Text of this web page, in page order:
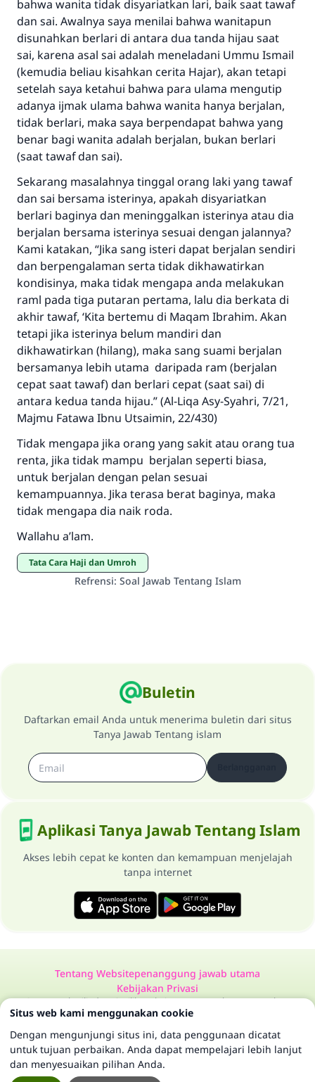
bahwa wanita tidak disyariatkan lari, baik saat tawaf
dan sai. Awalnya saya menilai bahwa wanitapun
disunahkan berlari di antara dua tanda hijau saat
sai, karena asal sai adalah meneladani Ummu Ismail
(kemudia beliau kisahkan cerita Hajar), akan tetapi
setelah saya ketahui bahwa para ulama mengutip
adanya ijmak ulama bahwa wanita hanya berjalan,
tidak berlari, maka saya berpendapat bahwa yang
benar bagi wanita adalah berjalan, bukan berlari
(saat tawaf dan sai).
Sekarang masalahnya tinggal orang laki yang tawaf
dan sai bersama isterinya, apakah disyariatkan
berlari baginya dan meninggalkan isterinya atau dia
berjalan bersama isterinya sesuai dengan jalannya?
Kami katakan, “Jika sang isteri dapat berjalan sendiri
dan berpengalaman serta tidak dikhawatirkan
kondisinya, maka tidak mengapa anda melakukan
raml pada tiga putaran pertama, lalu dia berkata di
akhir tawaf, ‘Kita bertemu di Maqam Ibrahim. Akan
tetapi jika isterinya belum mandiri dan
dikhawatirkan (hilang), maka sang suami berjalan
bersamanya lebih utama daripada ram (berjalan
cepat saat tawaf) dan berlari cepat (saat sai) di
antara kedua tanda hijau.” (Al-Liqa Asy-Syahri, 7/21,
Majmu Fatawa Ibnu Utsaimin, 22/430)
Tidak mengapa jika orang yang sakit atau orang tua
renta, jika tidak mampu berjalan seperti biasa,
untuk berjalan dengan pelan sesuai
kemampuannya. Jika terasa berat baginya, maka
tidak mengapa dia naik roda.
Wallahu a’lam.
Tata Cara Haji dan Umroh
Refrensi: Soal Jawab Tentang Islam
Buletin
Daftarkan email Anda untuk menerima buletin dari situs
Tanya Jawab Tentang islam
Aplikasi Tanya Jawab Tentang Islam
Akses lebih cepat ke konten dan kemampuan menjelajah
tanpa internet
Tentang Websitepenanggung jawab utama
Kebijakan Privasi
Semua Hak Dilindungi Milik Website Tanya Jawab Tentang Islam
1997-2025 ©
Jawaban no. 110845
menyelamatkan pernikahan.
Bantu kami dalam memberikan jawaban untuk umat
Rasulullah ﷺ bersabda
"Siapa yang menunjukkan suatu kebaikan,
meka dia akan mendapatkan pahala yang
sama dengan orang yang melakukannya"
MUSLIM, 1893
Saham
Situs web kami menggunakan cookie
Dengan mengunjungi situs ini, data penggunaan dicatat
untuk tujuan perbaikan. Anda dapat mempelajari lebih lanjut
dan menyesuaikan pilihan Anda.